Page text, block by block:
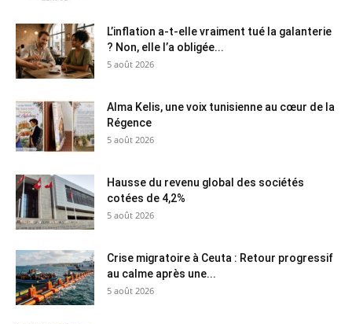
L’inflation a-t-elle vraiment tué la galanterie
? Non, elle l’a obligée...
5 août 2026
Alma Kelis, une voix tunisienne au cœur de la
Régence
5 août 2026
Hausse du revenu global des sociétés
cotées de 4,2%
5 août 2026
Crise migratoire à Ceuta : Retour progressif
au calme après une...
5 août 2026